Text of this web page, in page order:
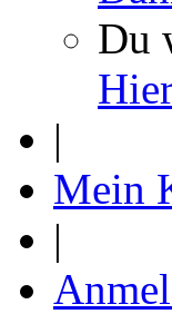
Du
|
Mein
|